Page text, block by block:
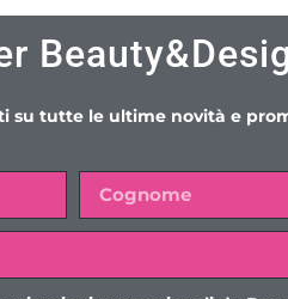
su tutte le ultime novità e